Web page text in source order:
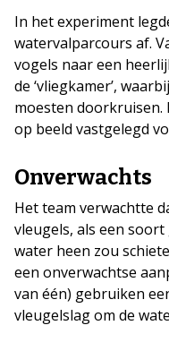
In het experiment
watervalparcours af.
vogels naar een
de ‘vliegkamer’,
moesten doorkruisen.
op beeld vastgelegd
Onverwachts
Het team verwachtte
vleugels, als een
water heen zou
een onverwachtse
van één) gebruiken
vleugelslag om de